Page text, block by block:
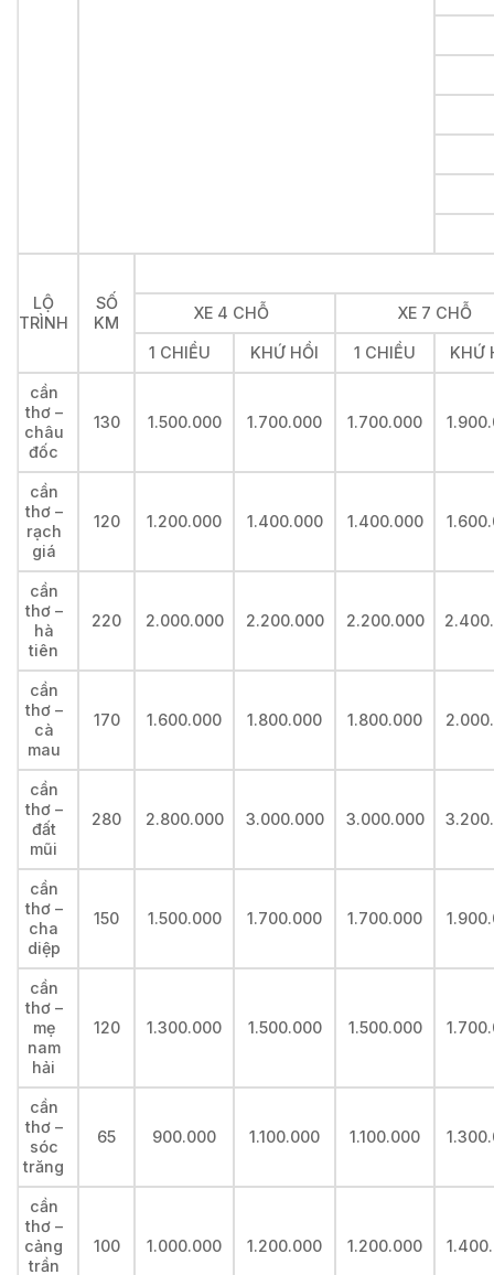
LỘ
TRÌNH
SỐ
KM
XE 4 CHỖ XE 7 CHỖ
1 CHIỀU KHỨ HỒI 1 CHIỀU KHỨ
cần
thơ –
châu
đốc
130 1.500.000 1.700.000 1.700.000
cần
thơ –
rạch
giá
120 1.200.000 1.400.000 1.400.000
cần
thơ –
hà
tiên
220 2.000.000 2.200.000 2.200.000
cần
thơ –
cà
mau
170 1.600.000 1.800.000 1.800.000
cần
thơ –
đất
mũi
280 2.800.000 3.000.000 3.000.000
cần
thơ –
cha
diệp
150 1.500.000 1.700.000 1.700.000
cần
thơ –
mẹ
nam
hải
120 1.300.000 1.500.000 1.500.000
cần
thơ –
sóc
trăng
65 900.000 1.100.000 1.100.000
cần
thơ –
cảng
trần
100 1.000.000 1.200.000 1.200.000